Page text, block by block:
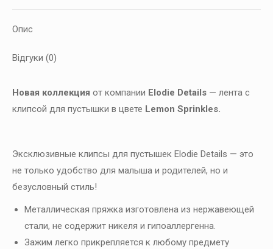
Опис
Відгуки (0)
Новая коллекция от компании Elodie Details — лента с
клипсой для пустышки в цвете Lemon Sprinkles.
Эксклюзивные клипсы для пустышек Elodie Details — это
не только удобство для малыша и родителей, но и
безусловный стиль!
Металлическая пряжка изготовлена из нержавеющей
стали, не содержит никеля и гипоаллергенна.
Зажим легко прикрепляется к любому предмету